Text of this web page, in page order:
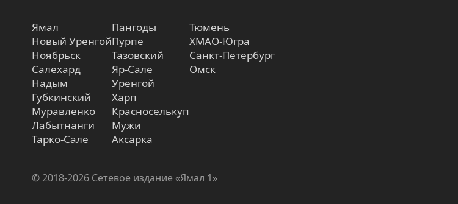
Ямал
Новый Уренгой
Ноябрьск
Салехард
Надым
Губкинский
Муравленко
Лабытнанги
Тарко-Сале
Пангоды
Пурпе
Тазовский
Яр-Сале
Уренгой
Харп
Красноселькуп
Мужи
Аксарка
Тюмень
ХМАО-Югра
Санкт-Петербург
Омск
© 2018-2026 Сетевое издание «Ямал 1»